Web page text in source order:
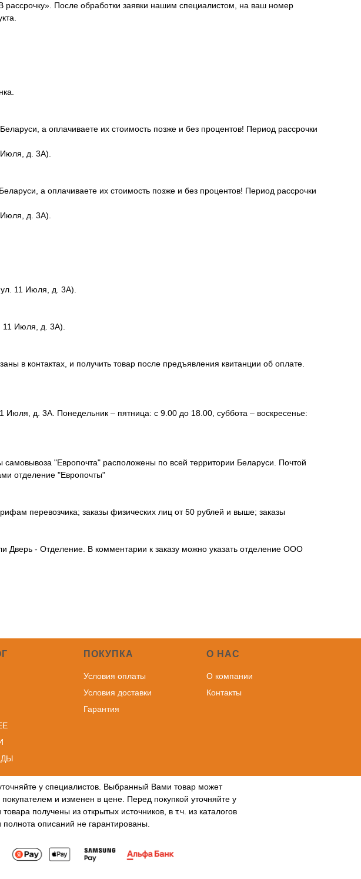
рассрочку». После обработки заявки нашим специалистом, на ваш номер
а оплачиваете их стоимость позже и без процентов! Период рассрочки
Июля, д. 3А).
а оплачиваете их стоимость позже и без процентов! Период рассрочки
Июля, д. 3А).
11 Июля, д. 3А).
11 Июля, д. 3А).
в контактах, и получить товар после предъявления квитанции об оплате.
Июля, д. 3А. Понедельник – пятница: с 9.00 до 18.00, суббота – воскресенье:
самовывоза "Европочта" расположены по всей территории Беларуси. Почтой
отделение "Европочты"
перевозчика; заказы физических лиц от 50 рублей и выше; заказы
Дверь - Отделение. В комментарии к заказу можно указать отделение ООО
ПОКУПКА
Условия оплаты
Условия доставки
Гарантия
О НАС
О компании
Контакты
у специалистов. Выбранный Вами товар может
и изменен в цене. Перед покупкой уточняйте у
получены из открытых источников, в т.ч. из каталогов
описаний не гарантированы.